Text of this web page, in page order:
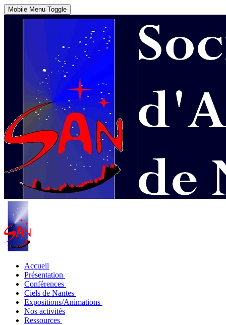
Mobile Menu Toggle
Accueil
Présentation
Conférences
Ciels de Nantes
Expositions/Animations
Nos activités
Ressources